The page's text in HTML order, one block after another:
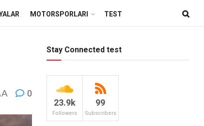
MOTORSPORLARI TEST
A 0
Stay Connected test
23.9k
Followers
99
Subscribers